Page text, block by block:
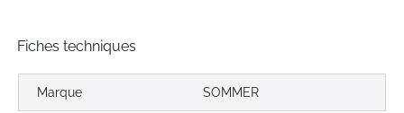
Fiches techniques
Marque SOMMER